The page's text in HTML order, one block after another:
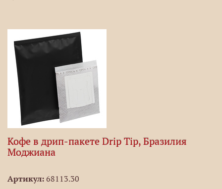
Кофе в дрип-пакете Drip Tip, Бразилия
Моджиана
Артикул: 68113.30